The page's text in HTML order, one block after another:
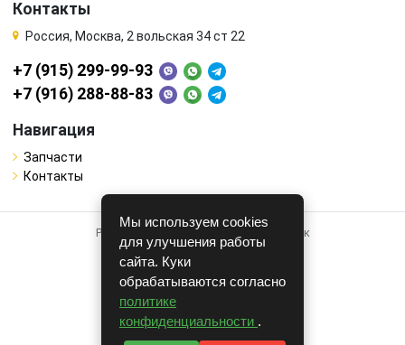
Контакты
Россия, Москва, 2 вольская 34 ст 22
+7 (915) 299-99-93
+7 (916) 288-88-83
Навигация
Запчасти
Контакты
Работает на системе для авторазборок
CARRO.БИЗНЕС
Полная версия
© COPYRIGHT 2026 г.
v1.1.24
Мы используем cookies
для улучшения работы
сайта. Куки
обрабатываются согласно
политике
конфиденциальности .